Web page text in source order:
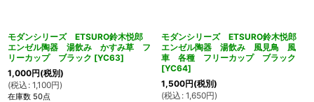
モダンシリーズ ETSURO鈴木悦郎
エンゼル陶器 湯飲み かすみ草 フ
リーカップ ブラック [YC63]
1,000円(税別)
(税込 : 1,100円)
在庫数 50点
モダンシリーズ ETSURO鈴木悦郎
エンゼル陶器 湯飲み 風見鳥 風
車 各種 フリーカップ ブラック
[YC64]
1,500円(税別)
(税込 : 1,650円)